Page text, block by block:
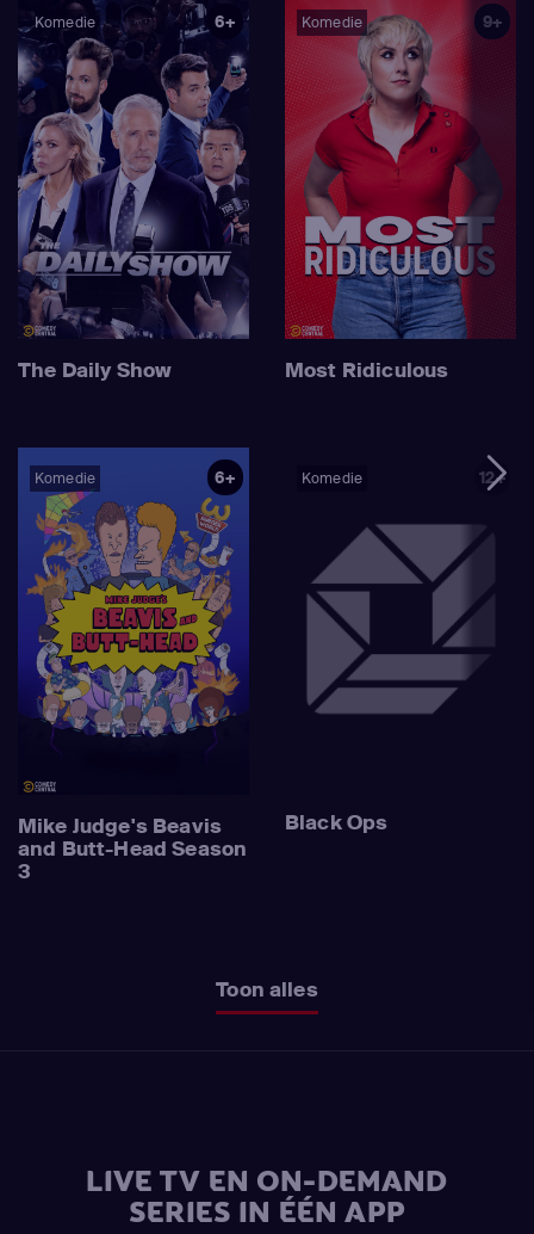
Komedie 6+
The Daily Show
Komedie 9+
Most Ridiculous
Komedie 6+
Mike Judge's Beavis
and Butt-Head Season
3
Komedie 12+
Black Ops
Toon alles
LIVE TV EN ON-DEMAND
SERIES IN ÉÉN APP